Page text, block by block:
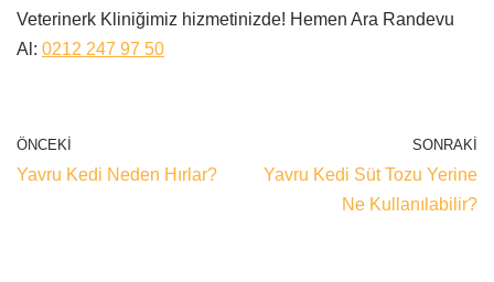
Veterinerk Kliniğimiz hizmetinizde! Hemen Ara Randevu
Al: 0212 247 97 50
ÖNCEKI
Yavru Kedi Neden Hırlar?
SONRAKI
Yavru Kedi Süt Tozu Yerine
Ne Kullanılabilir?